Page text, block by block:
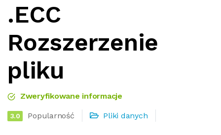
.ECC
Rozszerzenie
pliku
Zweryfikowane informacje
3.0 Popularność Pliki danych